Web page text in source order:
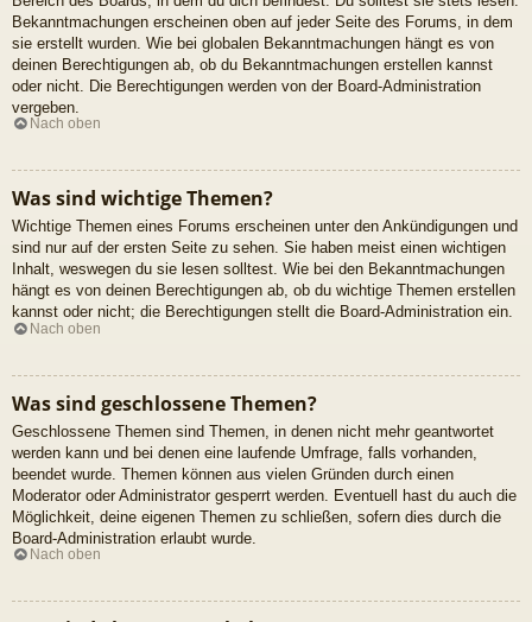
Bekanntmachungen erscheinen oben auf jeder Seite des Forums, in dem
sie erstellt wurden. Wie bei globalen Bekanntmachungen hängt es von
deinen Berechtigungen ab, ob du Bekanntmachungen erstellen kannst
oder nicht. Die Berechtigungen werden von der Board-Administration
vergeben.
Nach oben
Was sind wichtige Themen?
Wichtige Themen eines Forums erscheinen unter den Ankündigungen und
sind nur auf der ersten Seite zu sehen. Sie haben meist einen wichtigen
Inhalt, weswegen du sie lesen solltest. Wie bei den Bekanntmachungen
hängt es von deinen Berechtigungen ab, ob du wichtige Themen erstellen
kannst oder nicht; die Berechtigungen stellt die Board-Administration ein.
Nach oben
Was sind geschlossene Themen?
Geschlossene Themen sind Themen, in denen nicht mehr geantwortet
werden kann und bei denen eine laufende Umfrage, falls vorhanden,
beendet wurde. Themen können aus vielen Gründen durch einen
Moderator oder Administrator gesperrt werden. Eventuell hast du auch die
Möglichkeit, deine eigenen Themen zu schließen, sofern dies durch die
Board-Administration erlaubt wurde.
Nach oben